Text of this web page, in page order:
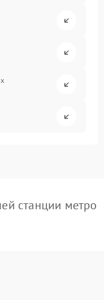
станции метро